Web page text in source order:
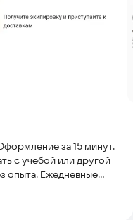
за 15 минут.
с учебой или другой
опыта. Ежедневные
Бесплатная форма,